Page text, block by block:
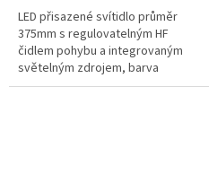
LED přisazené svítidlo průměr
375mm s regulovatelným HF
čidlem pohybu a integrovaným
světelným zdrojem, barva
světla 4000K NW-neutrální bílá.